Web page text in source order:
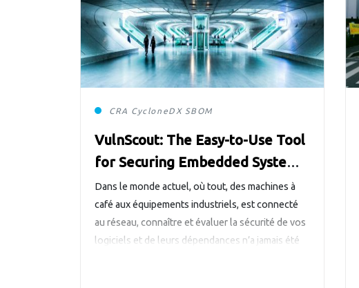
CRA CycloneDX SBOM
VulnScout: The Easy-to-Use Tool
for Securing Embedded Systems
and Staying Compliant
Dans le monde actuel, où tout, des machines à
café aux équipements industriels, est connecté
au réseau, connaître et évaluer la sécurité de vos
logiciels et de leurs dépendances n’a jamais été